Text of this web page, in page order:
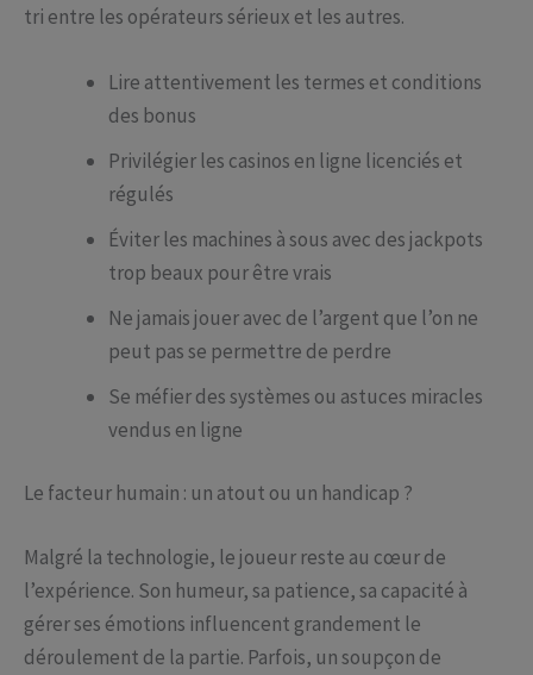
tri entre les opérateurs sérieux et les autres.
Lire attentivement les termes et conditions
des bonus
Privilégier les casinos en ligne licenciés et
régulés
Éviter les machines à sous avec des jackpots
trop beaux pour être vrais
Ne jamais jouer avec de l’argent que l’on ne
peut pas se permettre de perdre
Se méfier des systèmes ou astuces miracles
vendus en ligne
Le facteur humain : un atout ou un handicap ?
Malgré la technologie, le joueur reste au cœur de
l’expérience. Son humeur, sa patience, sa capacité à
gérer ses émotions influencent grandement le
déroulement de la partie. Parfois, un soupçon de